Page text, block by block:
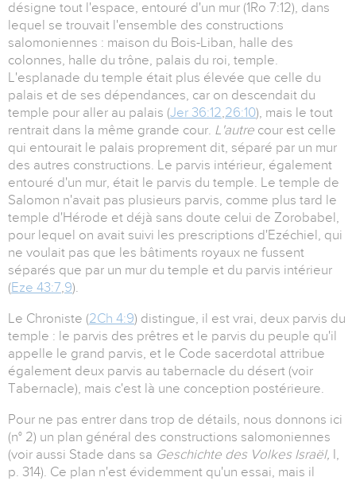
désigne tout l'espace, entouré d'un mur (1Ro 7:12), dans
lequel se trouvait l'ensemble des constructions
salomoniennes : maison du Bois-Liban, halle des
colonnes, halle du trône, palais du roi, temple.
L'esplanade du temple était plus élevée que celle du
palais et de ses dépendances, car on descendait du
temple pour aller au palais (Jer 36:12,26:10), mais le tout
rentrait dans la même grande cour. L'autre cour est celle
qui entourait le palais proprement dit, séparé par un mur
des autres constructions. Le parvis intérieur, également
entouré d'un mur, était le parvis du temple. Le temple de
Salomon n'avait pas plusieurs parvis, comme plus tard le
temple d'Hérode et déjà sans doute celui de Zorobabel,
pour lequel on avait suivi les prescriptions d'Ezéchiel, qui
ne voulait pas que les bâtiments royaux ne fussent
séparés que par un mur du temple et du parvis intérieur
(Eze 43:7,9).
Le Chroniste (2Ch 4:9) distingue, il est vrai, deux parvis du
temple : le parvis des prêtres et le parvis du peuple qu'il
appelle le grand parvis, et le Code sacerdotal attribue
également deux parvis au tabernacle du désert (voir
Tabernacle), mais c'est là une conception postérieure.
Pour ne pas entrer dans trop de détails, nous donnons ici
(n° 2) un plan général des constructions salomoniennes
(voir aussi Stade dans sa Geschichte des Volkes Israël, I,
p. 314). Ce plan n'est évidemment qu'un essai, mais il